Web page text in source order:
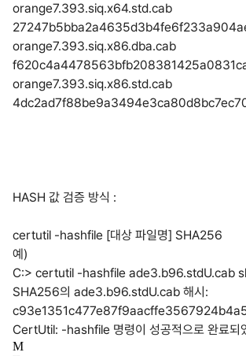
orange7.393.siq.x64.std.cab
orange7.393.siq.x86.dba.cab
orange7.393.siq.x86.std.cab
HASH 값 검증 방식 :
certutil -hashfile [대상 파일명] SHA256
예)
C:> certutil -hashfile ade3.b96.stdU.cab
SHA256의 ade3.b96.stdU.cab 해시:
CertUtil: -hashfile 명령이 성공적으로 완료되
M